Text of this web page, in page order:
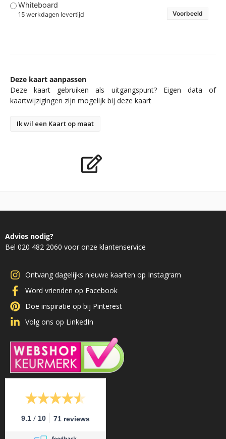
Whiteboard
15 werkdagen levertijd Voorbeeld
Deze kaart aanpassen
Deze kaart gebruiken als uitgangspunt? Eigen data of
kaartwijzigingen zijn mogelijk bij deze kaart
Ik wil een Kaart op maat
Advies nodig?
Bel 020 482 2060 voor onze klantenservice
Ontvang dagelijks nieuwe kaarten op Instagram
Word vrienden op Facebook
Doe inspiratie op bij Pinterest
Volg ons op LinkedIn
9.1 / 10 71 reviews